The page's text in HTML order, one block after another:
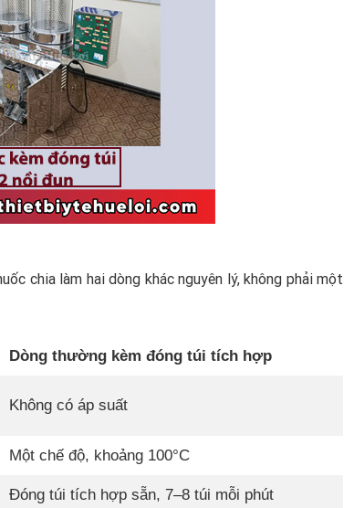
chia làm hai dòng khác nguyên lý, không phải một
Dòng thường kèm đóng túi tích hợp
Không có áp suất
Một chế độ, khoảng 100°C
Đóng túi tích hợp sẵn, 7–8 túi mỗi phút